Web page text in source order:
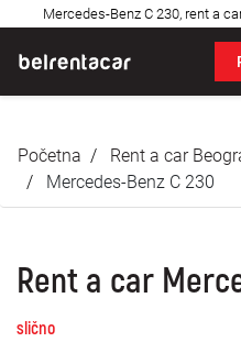
Cene
O nama
Najčešća pitanja
Početna Rent a car
Mercedes-Benz C 230
Rent a car
slično